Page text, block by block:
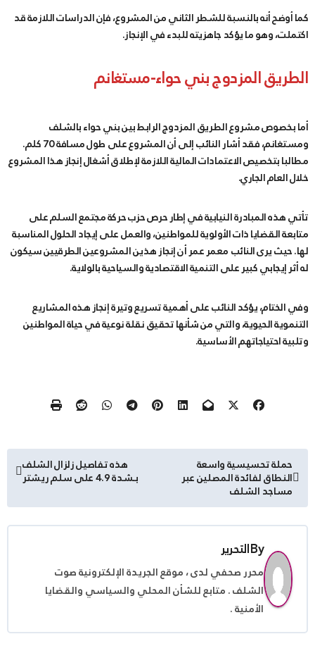
كما أوضح أنه بالنسبة للشطر الثاني من المشروع، فإن الدراسات اللازمة قد
اكتملت، وهو ما يؤكد جاهزيته للبدء في الإنجاز.
الطريق المزدوج بني حواء-مستغانم
أما بخصوص مشروع الطريق المزدوج الرابط بين بني حواء بالشلف
ومستغانم، فقد أشار النائب إلى أن المشروع على طول مسافة 70 كلم.
مطالبا بتخصيص الاعتمادات المالية اللازمة لإطلاق أشغال إنجاز هذا المشروع
خلال العام الجاري.
تأتي هذه المبادرة النيابية في إطار حرص حزب حركة مجتمع السلم على
متابعة القضايا ذات الأولوية للمواطنين، والعمل على إيجاد الحلول المناسبة
لها. حيث يرى النائب معمر عمر أن إنجاز هذين المشروعين الطرقيين سيكون
له أثر إيجابي كبير على التنمية الاقتصادية والسياحية بالولاية.
وفي الختام، يؤكد النائب على أهمية تسريع وتيرة إنجاز هذه المشاريع
التنموية الحيوية، والتي من شأنها تحقيق نقلة نوعية في حياة المواطنين
وتلبية احتياجاتهم الأساسية.
تصفّح
المقالات
حملة تحسيسية واسعة
النطاق لفائدة المصلين عبر
مساجد الشلف
هذه تفاصيل زلزال الشلف
بـشدة 4.9 على سلم ريشتر
Byالتحرير
محرر صحفي لدى ، موقع الجريدة الإلكترونية صوت
الشلف . متابع للشأن المحلي والسياسي والقضايا
الأمنية .